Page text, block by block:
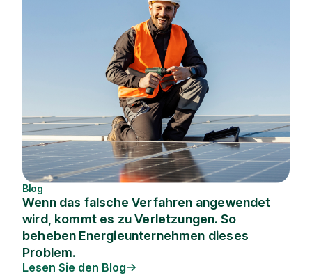
Blog
Wenn das falsche Verfahren angewendet
wird, kommt es zu Verletzungen. So
beheben Energieunternehmen dieses
Problem.
Lesen Sie den Blog